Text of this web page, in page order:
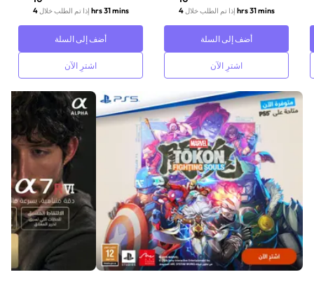
إذا تم الطلب خلال 4 hrs 31 mins
أضف إلى السلة
اشترِ الآن
إذا تم الطلب خلال 4 hrs 31 mins
أضف إلى السلة
اشترِ الآن